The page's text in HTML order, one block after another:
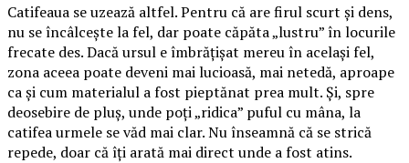
Catifeaua se uzează altfel. Pentru că are firul scurt și dens,
nu se încâlcește la fel, dar poate căpăta „lustru” în locurile
frecate des. Dacă ursul e îmbrățișat mereu în același fel,
zona aceea poate deveni mai lucioasă, mai netedă, aproape
ca și cum materialul a fost pieptănat prea mult. Și, spre
deosebire de pluș, unde poți „ridica” puful cu mâna, la
catifea urmele se văd mai clar. Nu înseamnă că se strică
repede, doar că îți arată mai direct unde a fost atins.